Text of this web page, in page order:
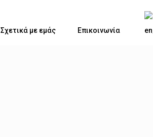
Σχετικά με εμάς Επικοινωνία